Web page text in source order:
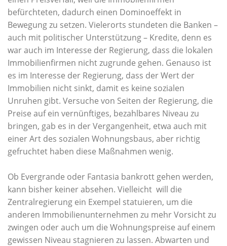
befürchteten, dadurch einen Dominoeffekt in
Bewegung zu setzen. Vielerorts stundeten die Banken –
auch mit politischer Unterstützung – Kredite, denn es
war auch im Interesse der Regierung, dass die lokalen
Immobilienfirmen nicht zugrunde gehen. Genauso ist
es im Interesse der Regierung, dass der Wert der
Immobilien nicht sinkt, damit es keine sozialen
Unruhen gibt. Versuche von Seiten der Regierung, die
Preise auf ein vernünftiges, bezahlbares Niveau zu
bringen, gab es in der Vergangenheit, etwa auch mit
einer Art des sozialen Wohnungsbaus, aber richtig
gefruchtet haben diese Maßnahmen wenig.
Ob Evergrande oder Fantasia bankrott gehen werden,
kann bisher keiner absehen. Vielleicht will die
Zentralregierung ein Exempel statuieren, um die
anderen Immobilienunternehmen zu mehr Vorsicht zu
zwingen oder auch um die Wohnungspreise auf einem
gewissen Niveau stagnieren zu lassen. Abwarten und